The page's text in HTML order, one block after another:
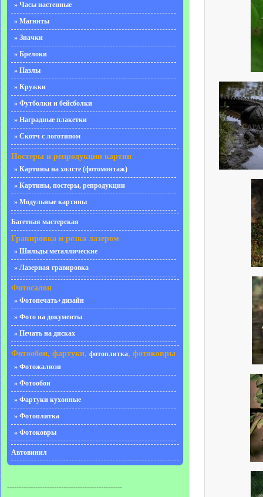
» Часы настенные
» Магниты
» Значки
» Брелоки
» Пазлы
» Кружки
» Футболки и бейсболки
» Наградные плакетки
» Скотч с логотипом
Постеры и репродукции картин
» Картины на холсте (фотомонтаж)
» Картины, постеры, репродукции
» Модульные картины
Багетная мастерская
Гравировка и резка лазером
» Шильды металлические
» Лазерная гравировка
Фотосалон
» Фотопечать+дизайн
» Фото на документы
» Печать на дисках
Фотообои, фартуки, фотоплитка, фотоковры
» Фотожалюзи
» Фотообои
» Фартуки кухонные
» Фотоплитка
» Фотоковры
Автовинил
-------------------------------------------------